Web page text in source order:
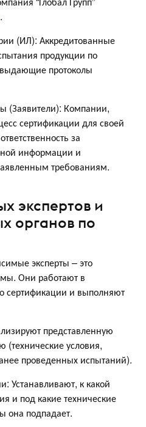
(ИЛ): Аккредитованные
продукции по
протоколы
(Заявители): Компании,
сертификации для своей
за
информации и
требованиям.
экспертов и
органов по
эксперты – это
Они работают в
сертификации и выполняют
представленную
(технические условия,
проведенных испытаний).
Устанавливают, к какой
и под какие технические
она подпадает.